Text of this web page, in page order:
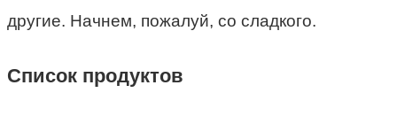
другие. Начнем, пожалуй, со сладкого.
Список продуктов